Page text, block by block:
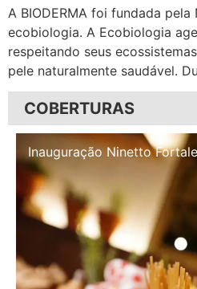
A BIODERMA foi fundada pela
ecobiologia. A Ecobiologia
respeitando seus
pele naturalmente saudável.
COBERTURAS
Inauguração Illa Café